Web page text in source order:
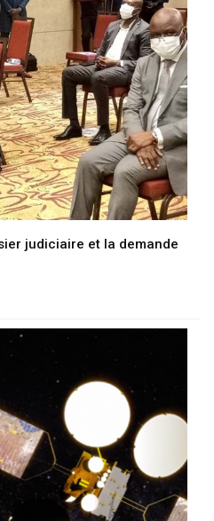
judiciaire et la demande